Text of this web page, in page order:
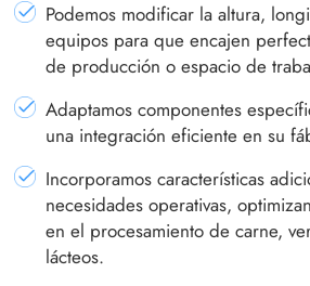
Podemos modificar la altura,
equipos para que encajen
de producción o espacio de
Adaptamos componentes
una integración eficiente en su
Incorporamos características
necesidades operativas,
en el procesamiento de carne,
lácteos.